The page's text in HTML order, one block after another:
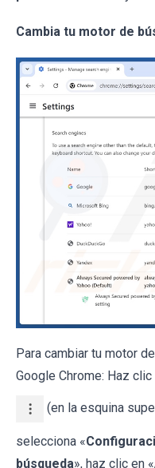
Cambia tu motor de
Para cambiar tu motor
Google Chrome: Haz
(en la esquina
selecciona «
búsqueda», haz clic en «